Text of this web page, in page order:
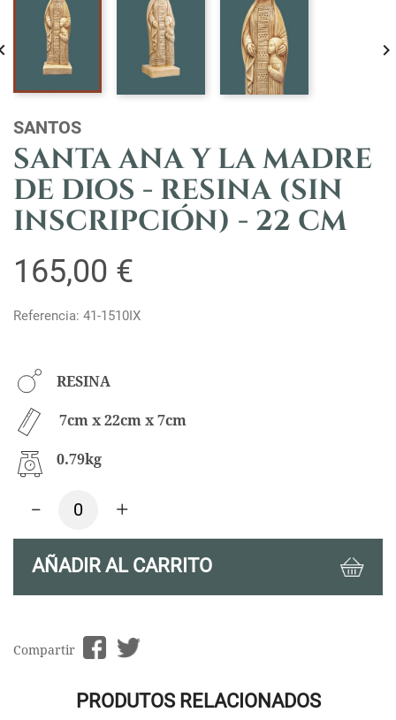

SANTOS
SANTA ANA Y LA MADRE
DE DIOS - RESINA (SIN
INSCRIPCIÓN) - 22 CM
165,00 €
Referencia: 41-1510IX
RESINA
7cm x 22cm x 7cm
0.79kg
- +
AÑADIR AL CARRITO
Compartir
PRODUTOS RELACIONADOS